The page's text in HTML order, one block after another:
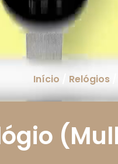
Início Relógios
o uso